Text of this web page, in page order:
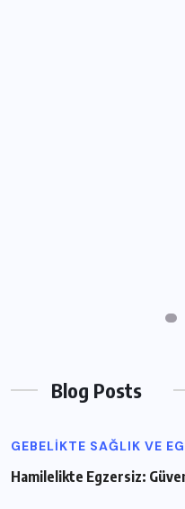
Blog Posts
GEBELIKTE SAĞLIK VE
Hamilelikte Egzersiz: